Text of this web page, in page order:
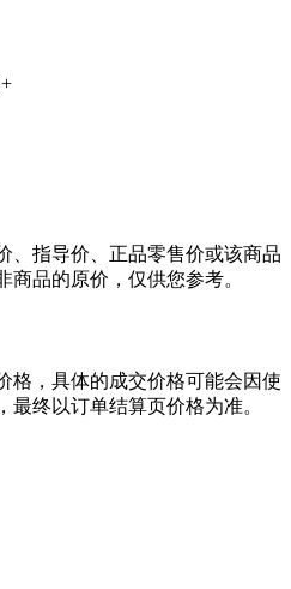
+
、指导价、正品零售价或该商品
品的原价，仅供您参考。
格，具体的成交价格可能会因使
最终以订单结算页价格为准。